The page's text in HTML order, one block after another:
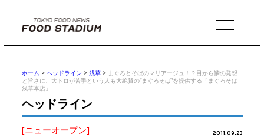
MENU
ホーム > ヘッドライン > 浅草> まぐろとそばのマリアージュ！？目から鱗の発想
と旨さに、大トロが苦手という人も大絶賛の“まぐろそば”を提供する「まぐろそば
浅草本店」
ヘッドライン
[ニューオープン] 2011.09.23